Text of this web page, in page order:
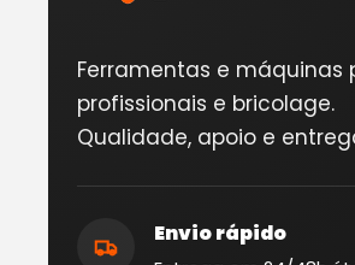
Ferramentas e máquinas
profissionais e bricolage.
Qualidade, apoio e
Envio rápido